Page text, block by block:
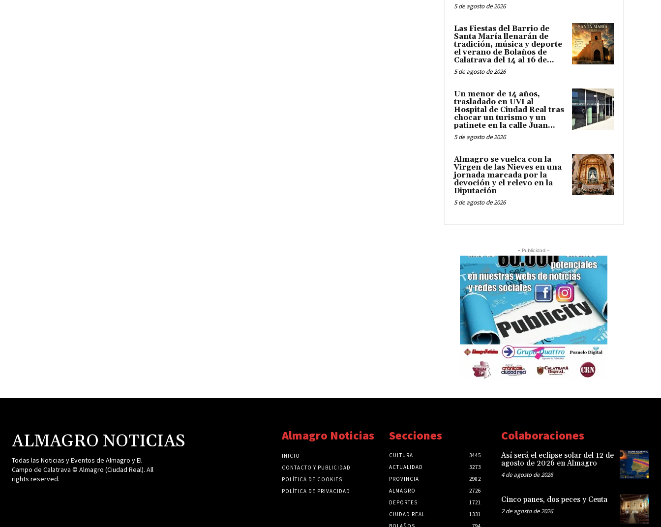
5 de agosto de 2026
Las Fiestas del Barrio de
Santa María llenarán de
tradición, música y deporte
el verano de Bolaños de
Calatrava del 14 al 16 de...
5 de agosto de 2026
Un menor de 14 años,
trasladado en UVI al
Hospital de Ciudad Real tras
chocar un turismo y un
patinete en la calle Juan...
5 de agosto de 2026
Almagro se vuelca con la
Virgen de las Nieves en una
jornada marcada por la
devoción y el relevo en la
Diputación
5 de agosto de 2026
- Publicidad -
ALMAGRO NOTICIAS
Todas las Noticias y Eventos de Almagro y El
Campo de Calatrava © Almagro (Ciudad Real). All
rights reserved.
Almagro Noticias
INICIO
CONTACTO Y PUBLICIDAD
POLÍTICA DE COOKIES
POLÍTICA DE PRIVACIDAD
Secciones
CULTURA
3445
ACTUALIDAD
3273
PROVINCIA
2982
ALMAGRO
2726
DEPORTES
1721
CIUDAD REAL
1331
Colaboraciones
Así será el eclipse solar del 12 de
agosto de 2026 en Almagro
4 de agosto de 2026
Cinco panes, dos peces y Ceuta
2 de agosto de 2026